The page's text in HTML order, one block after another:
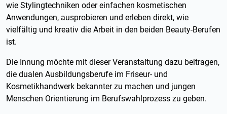
wie Stylingtechniken oder einfachen kosmetischen
Anwendungen, ausprobieren und erleben direkt, wie
vielfältig und kreativ die Arbeit in den beiden Beauty-Berufen
ist.
Die Innung möchte mit dieser Veranstaltung dazu beitragen,
die dualen Ausbildungsberufe im Friseur- und
Kosmetikhandwerk bekannter zu machen und jungen
Menschen Orientierung im Berufswahlprozess zu geben.